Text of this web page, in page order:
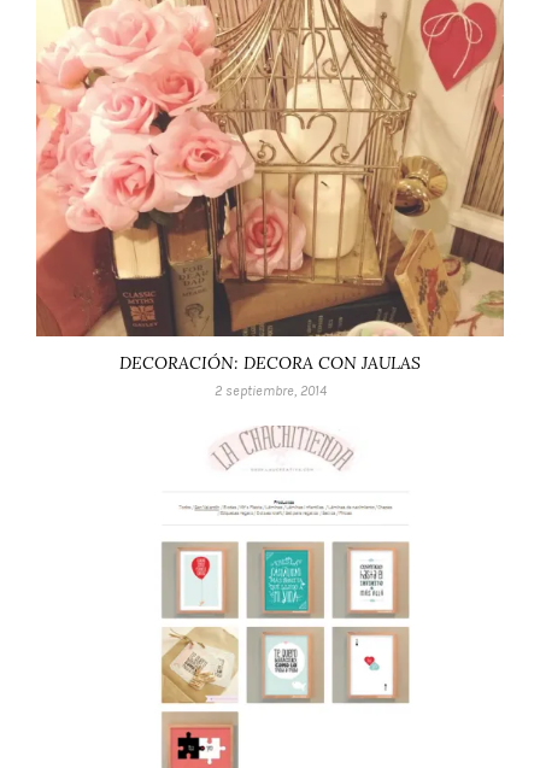
DECORACIÓN: DECORA CON JAULAS
2 septiembre, 2014